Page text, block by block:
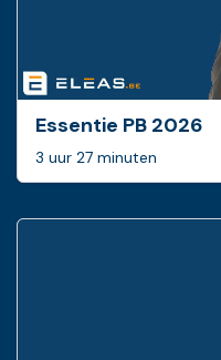
Essentie PB 2026
3 uur 27 minuten